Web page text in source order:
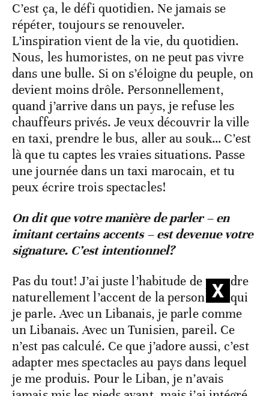
C’est ça, le défi quotidien. Ne jamais se
répéter, toujours se renouveler.
L’inspiration vient de la vie, du quotidien.
Nous, les humoristes, on ne peut pas vivre
dans une bulle. Si on s’éloigne du peuple, on
devient moins drôle. Personnellement,
quand j’arrive dans un pays, je refuse les
chauffeurs privés. Je veux découvrir la ville
en taxi, prendre le bus, aller au souk… C’est
là que tu captes les vraies situations. Passe
une journée dans un taxi marocain, et tu
peux écrire trois spectacles!
On dit que votre manière de parler – en
imitant certains accents – est devenue votre
signature. C’est intentionnel?
Pas du tout! J’ai juste l’habitude de prendre
naturellement l’accent de la personne à qui
je parle. Avec un Libanais, je parle comme
un Libanais. Avec un Tunisien, pareil. Ce
n’est pas calculé. Ce que j’adore aussi, c’est
adapter mes spectacles au pays dans lequel
je me produis. Pour le Liban, je n’avais